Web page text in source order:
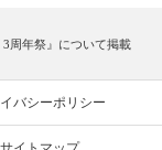
周年祭』について掲載
バシーポリシー